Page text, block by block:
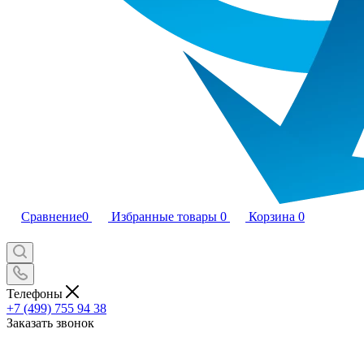
Сравнение0 Избранные товары 0 Корзина 0
Телефоны
+7 (499) 755 94 38
Заказать звонок